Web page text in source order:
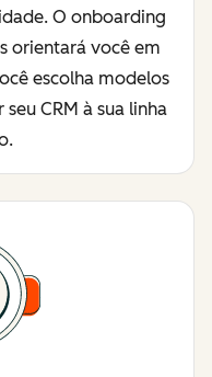
O onboarding
orientará você em
escolha modelos
CRM à sua linha